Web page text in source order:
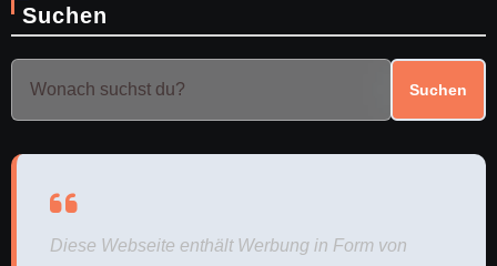
Suchen
Suchen
Diese Webseite enthält Werbung in Form von